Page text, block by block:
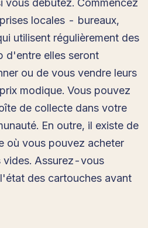
vous débutez. Commencez
locales - bureaux,
utilisent régulièrement des
d'entre elles seront
ou de vous vendre leurs
modique. Vous pouvez
de collecte dans votre
En outre, il existe de
où vous pouvez acheter
vides. Assurez-vous
des cartouches avant